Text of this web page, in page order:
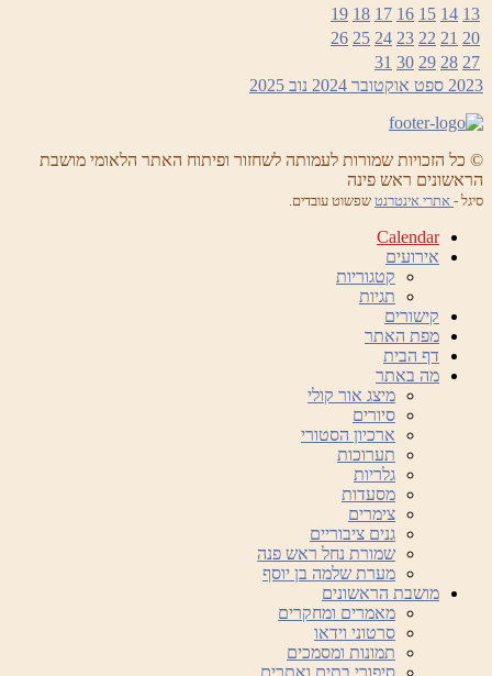
13
14
15
16
17
18
19
20
21
22
23
24
25
26
27
28
29
30
31
2023 ספט אוקטובר 2024 נוב 2025
© כל הזכויות שמורות לעמותה לשחזור ופיתוח האתר הלאומי מושבת
הראשונים ראש פינה
סיגל - אתרי אינטרנט שפשוט עובדים.
Calendar
אירועים
קטגוריות
תגיות
קישורים
מפת האתר
דף הבית
מה באתר
מיצג אור קולי
סיורים
ארכיון הסטורי
תערוכות
גלריות
מסעדות
צימרים
גנים ציבוריים
שמורת נחל ראש פנה
מערת שלמה בן יוסף
מושבת הראשונים
מאמרים ומחקרים
סרטוני וידאו
תמונות ומסמכים
סיפורי בתים ואתרים